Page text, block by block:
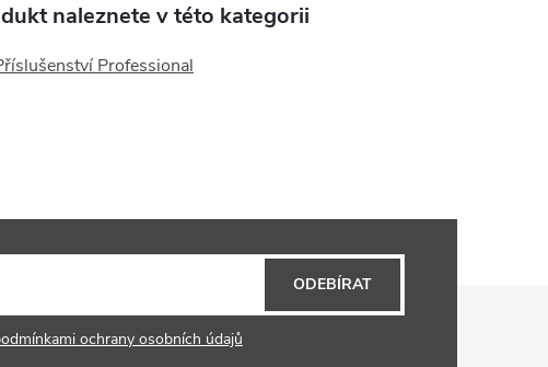
naleznete v této kategorii
Professional
ochrany osobních údajů
ODEBÍRAT